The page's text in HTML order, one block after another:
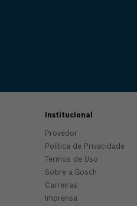
Institucional
Provedor
Política de Privacidade
Termos de Uso
Sobre a Bosch
Carreiras
Imprensa